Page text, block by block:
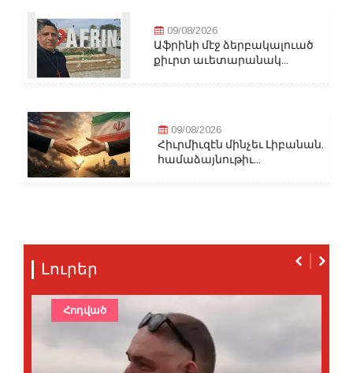
09/08/2026
Աֆրինի մէջ ձերբակալուած
քիւրտ աւետարանակ...
09/08/2026
Հիւրմիւզէն մինչեւ Լիբանան.
համաձայնութիւ...
Լուրեր
Հոդված